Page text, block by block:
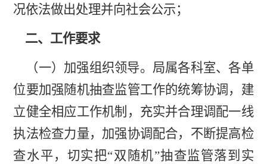
况依法做出处理并向社会公示；
二、工作要求
（一）加强组织领导。局属各科室、各单
位要加强随机抽查监管工作的统筹协调，建
立健全相应工作机制，充实并合理调配一线
执法检查力量，加强协调配合，不断提高检
查水平，切实把“双随机”抽查监管落到实